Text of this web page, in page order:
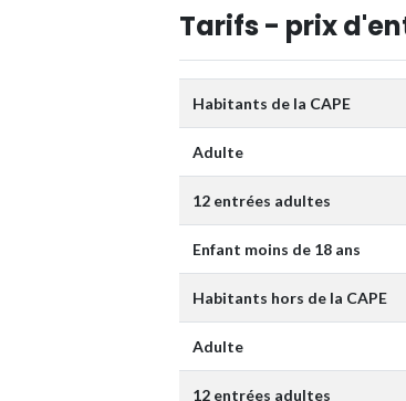
Tarifs - prix
Habitants de la CAPE
Adulte
12 entrées adultes
Enfant moins de 18 ans
Habitants hors de la CAPE
Adulte
12 entrées adultes